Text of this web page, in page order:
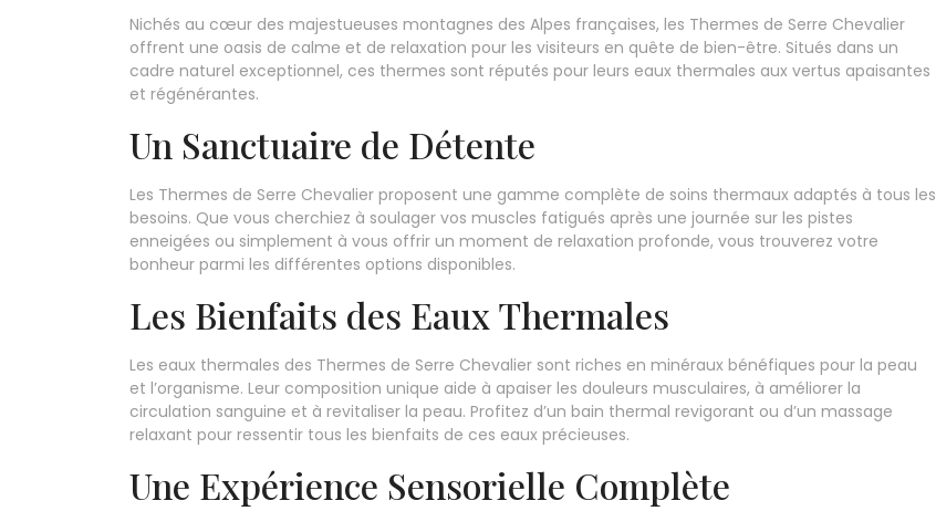
Nichés au cœur des majestueuses montagnes des Alpes françaises, les Thermes de Serre Chevalier
offrent une oasis de calme et de relaxation pour les visiteurs en quête de bien-être. Situés dans un
cadre naturel exceptionnel, ces thermes sont réputés pour leurs eaux thermales aux vertus apaisantes
et régénérantes.
Un Sanctuaire de Détente
Les Thermes de Serre Chevalier proposent une gamme complète de soins thermaux adaptés à tous les
besoins. Que vous cherchiez à soulager vos muscles fatigués après une journée sur les pistes
enneigées ou simplement à vous offrir un moment de relaxation profonde, vous trouverez votre
bonheur parmi les différentes options disponibles.
Les Bienfaits des Eaux Thermales
Les eaux thermales des Thermes de Serre Chevalier sont riches en minéraux bénéfiques pour la peau
et l’organisme. Leur composition unique aide à apaiser les douleurs musculaires, à améliorer la
circulation sanguine et à revitaliser la peau. Profitez d’un bain thermal revigorant ou d’un massage
relaxant pour ressentir tous les bienfaits de ces eaux précieuses.
Une Expérience Sensorielle Complète